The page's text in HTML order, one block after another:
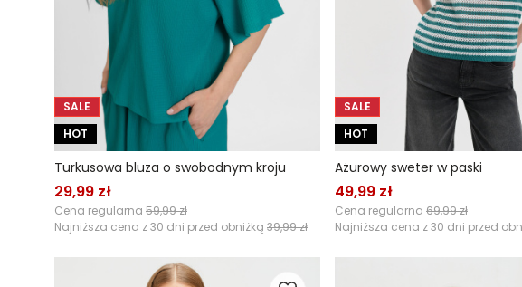
SALE
HOT
Turkusowa bluza o swobodnym kroju
29,99 zł
Cena regularna 59,99 zł
Najniższa cena z 30 dni przed obniżką 39,99 zł
SALE
HOT
Ażurowy sweter w paski
49,99 zł
Cena regularna 69,99 zł
Najniższa cena z 30 dni przed